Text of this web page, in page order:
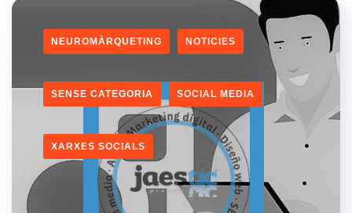
NEUROMÀRQUETING NOTICIES
SENSE CATEGORIA SOCIAL MEDIA
XARXES SOCIALS